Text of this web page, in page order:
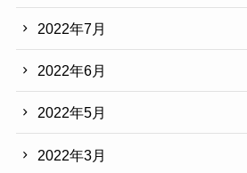
2022年7月
2022年6月
2022年5月
2022年3月